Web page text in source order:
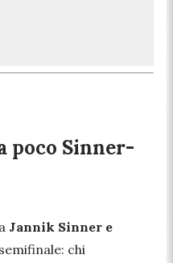
poco Sinner-
Jannik Sinner e
chi